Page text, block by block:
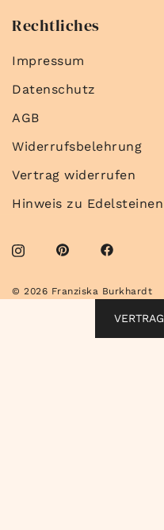
Rechtliches
Impressum
Datenschutz
AGB
Widerrufsbelehrung
Vertrag widerrufen
Hinweis zu Edelsteinen
© 2026 Franziska Burkhardt